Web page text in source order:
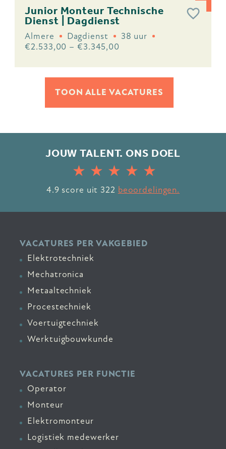
Junior Monteur Technische
Dienst | Dagdienst
Almere Dagdienst
38 uur
€2.533,00 – €3.345,00
TOON ALLE VACATURES
JOUW TALENT. ONS DOEL
4.9 score uit 322 beoordelingen.
VACATURES PER VAKGEBIED
Elektrotechniek
Mechatronica
Metaaltechniek
Procestechniek
Voertuigtechniek
Werktuigbouwkunde
VACATURES PER FUNCTIE
Operator
Monteur
Elektromonteur
Logistiek medewerker